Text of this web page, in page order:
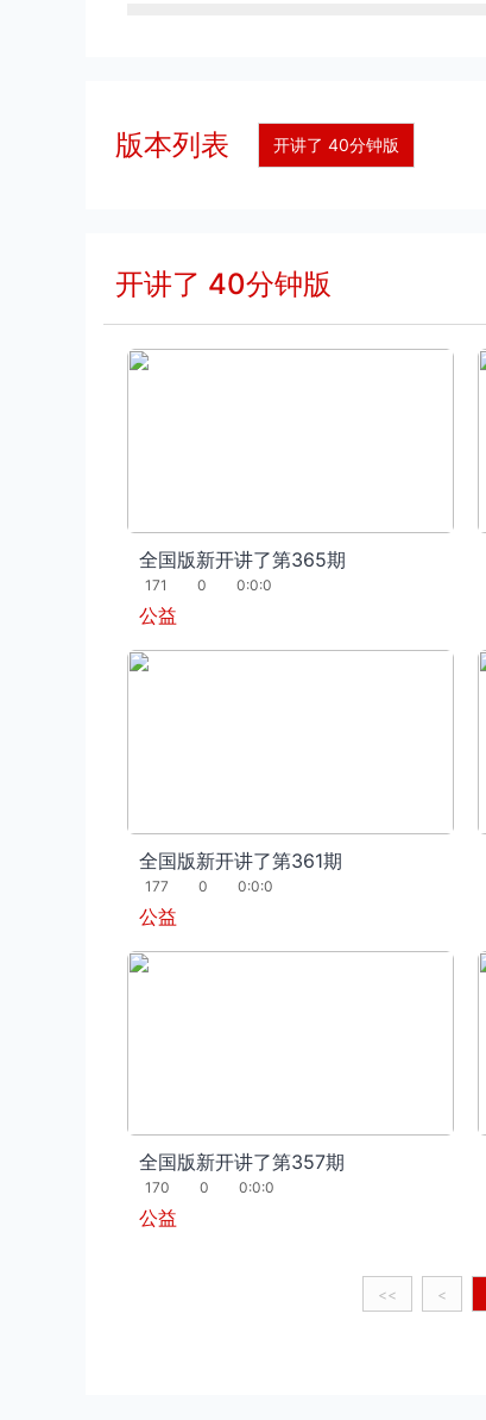
版本列表 开讲了 40分钟版
开讲了 40分钟版
全国版新开讲了第365期
171 0 0:0:0
公益
全国版新开讲了第361期
177 0 0:0:0
公益
全国版新开讲了第357期
170 0 0:0:0
公益
<< <